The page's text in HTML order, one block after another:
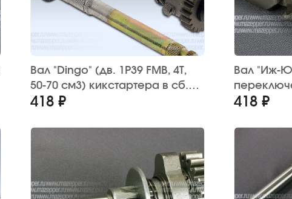
Вал "Dingo" (дв. 1P39 FMB, 4Т,
50-70 см3) кикстартера в сб.
(TATA)
418 ₽
Вал "Иж-
418 ₽